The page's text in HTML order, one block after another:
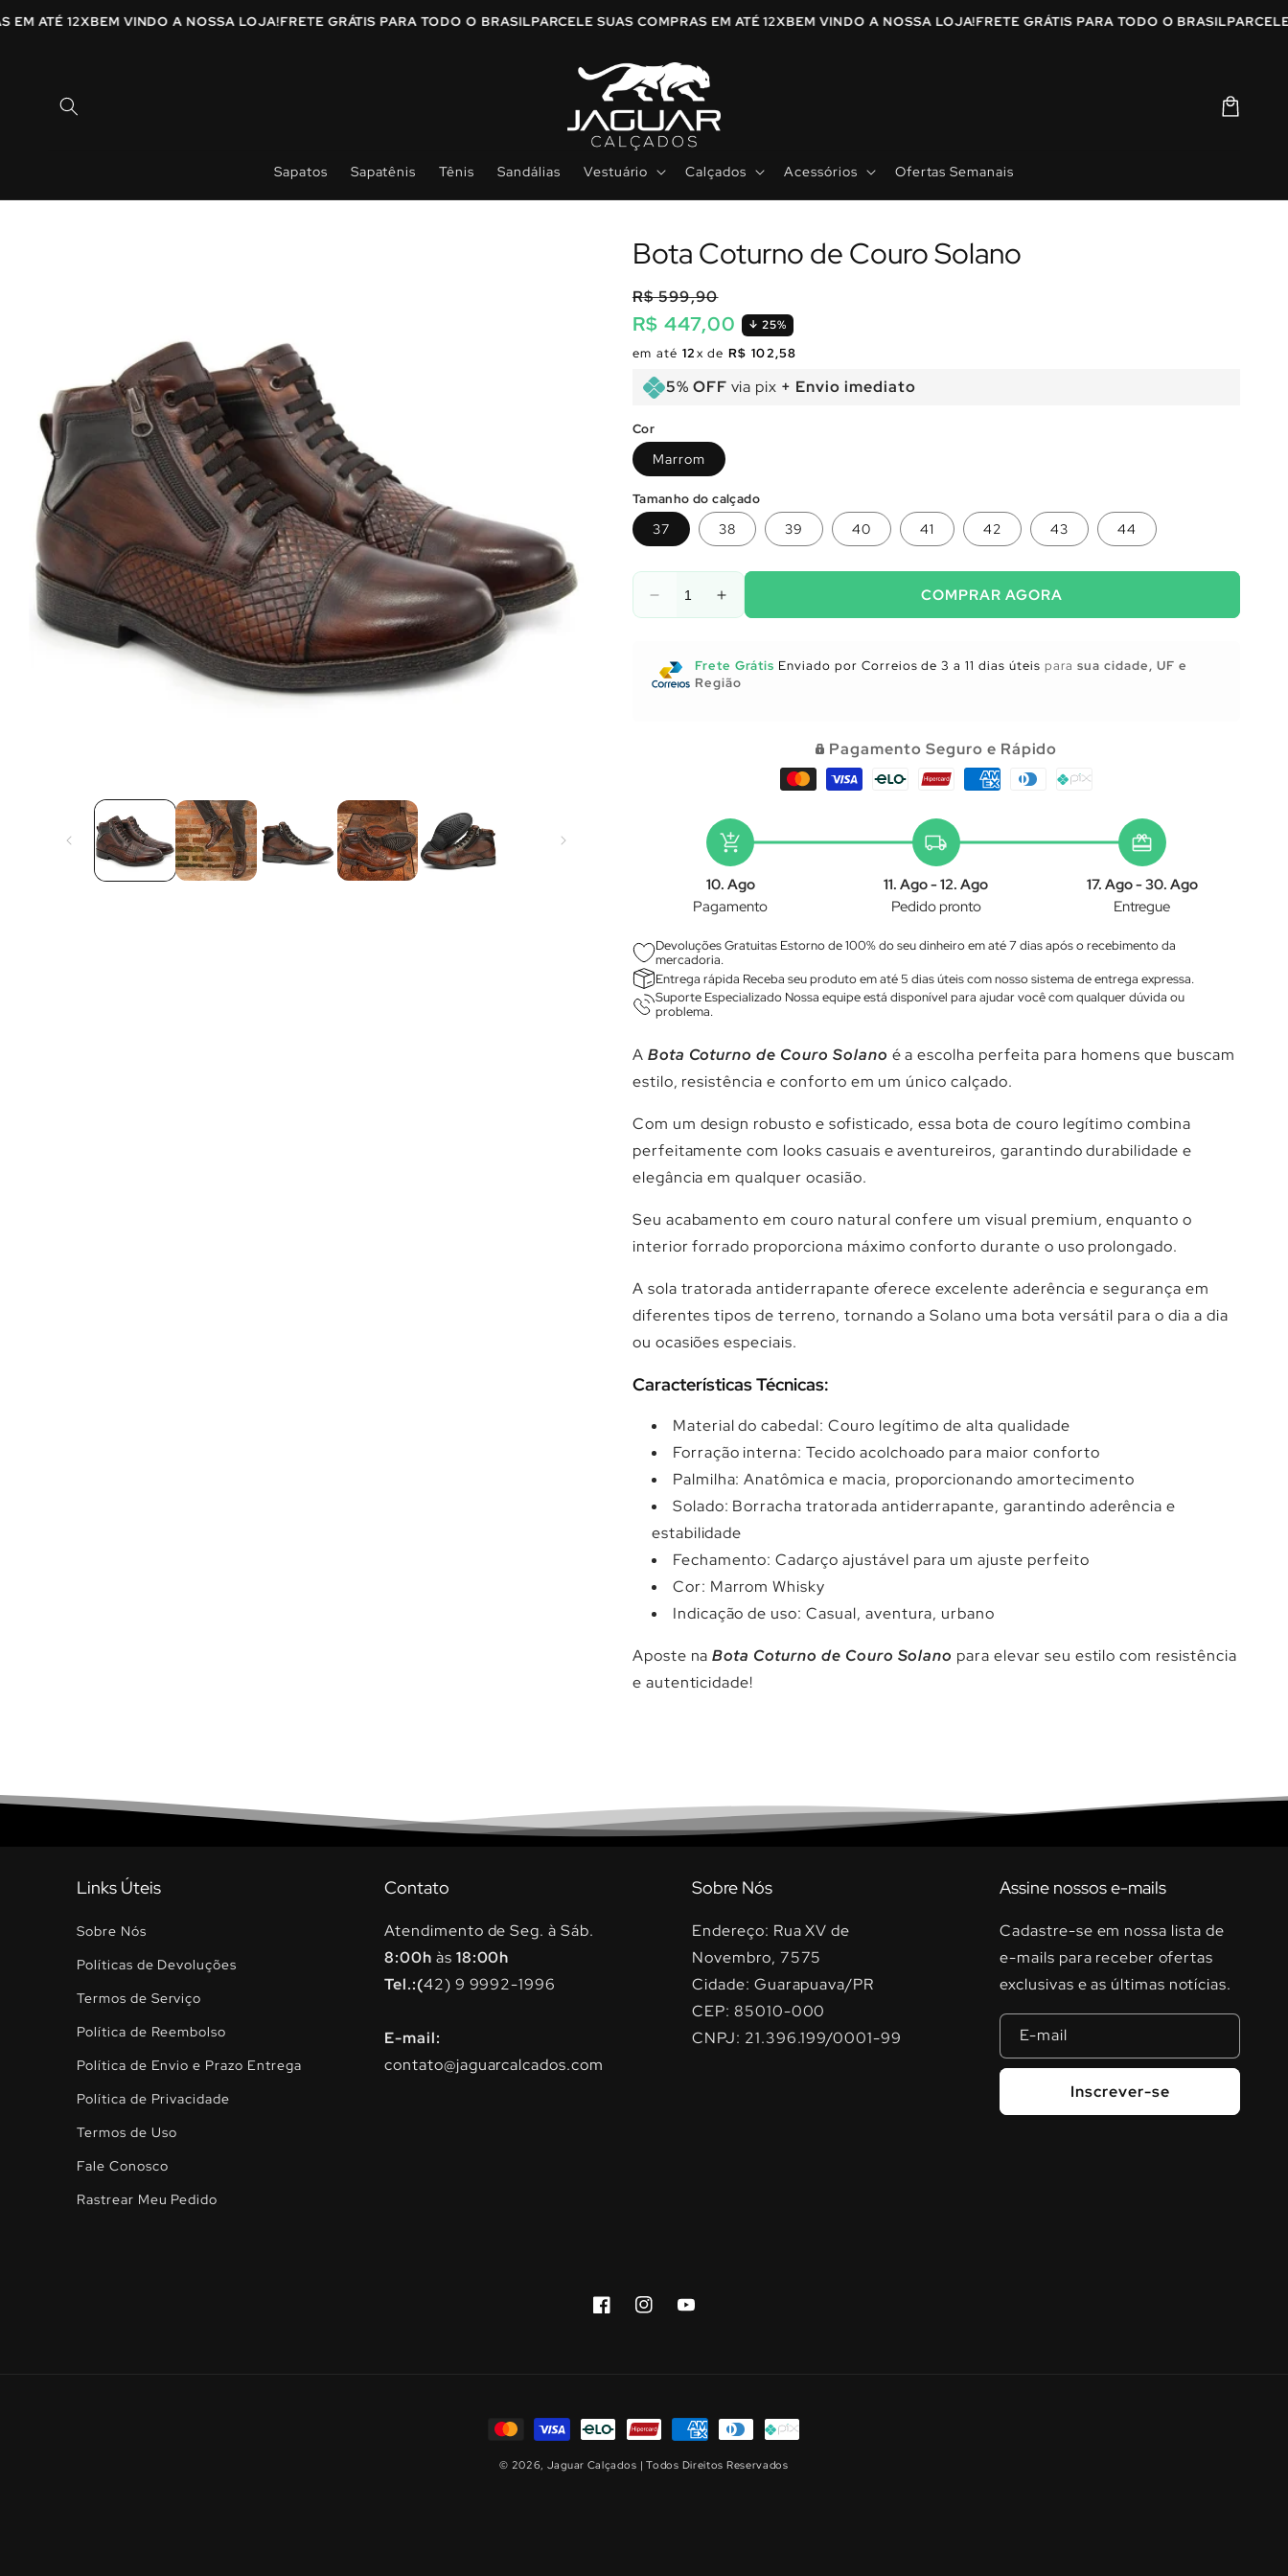
para o
EM ATÉ 12XBEM VINDO A NOSSA LOJA!FRETE GRÁTIS PARA TODO O BRASILPARCELE SUAS COMPRAS EM ATÉ 12XBEM VINDO A NOSSA LOJA!FRETE GRÁTIS PARA TODO O BRASIL
Sapatos Sapatênis Tênis Sandálias Vestuário Calçados Acessórios Ofertas Semanais
Carrinho
Bota Coturno de Couro Solano
Preço
normal
R$ 447,00 25%
Preço
promocional
R$ 599,90
em até 12x deR$ 102,58
5% OFF via pix + Envio imediato
Cor
Marrom
Tamanho do calçado
37 38 39 40 41 42 43 44
Diminuir
a
de
Utensílios
Aumentar
a
de
Utensílios
COMPRAR AGORA
Frete Grátis Enviado por Correios de 3 a 11 dias úteis parasua cidade, UF e
Região
Pagamento Seguro e Rápido
add_shopping_cart
10. Ago
Pagamento
local_shipping
11. Ago - 12. Ago
Pedido pronto
redeem
17. Ago - 30. Ago
Entregue
Devoluções Gratuitas Estorno de 100% do seu dinheiro em até 7 dias após o recebimento da
mercadoria.
Entrega rápida Receba seu produto em até 5 dias úteis com nosso sistema de entrega expressa.
Suporte Especializado Nossa equipe está disponível para ajudar você com qualquer dúvida ou
problema.
A Bota Coturno de Couro Solano é a escolha perfeita para homens que buscam
estilo, resistência e conforto em um único calçado.
Com um design robusto e sofisticado, essa bota de couro legítimo combina
perfeitamente com looks casuais e aventureiros, garantindo durabilidade e
elegância em qualquer ocasião.
Seu acabamento em couro natural confere um visual premium, enquanto o
interior forrado proporciona máximo conforto durante o uso prolongado.
A sola tratorada antiderrapante oferece excelente aderência e segurança em
diferentes tipos de terreno, tornando a Solano uma bota versátil para o dia a dia
ou ocasiões especiais.
Características Técnicas:
Material do cabedal: Couro legítimo de alta qualidade
Forração interna: Tecido acolchoado para maior conforto
Palmilha: Anatômica e macia, proporcionando amortecimento
Solado: Borracha tratorada antiderrapante, garantindo aderência e
estabilidade
Fechamento: Cadarço ajustável para um ajuste perfeito
Cor: Marrom Whisky
Indicação de uso: Casual, aventura, urbano
Aposte naBota Coturno de Couro Solano para elevar seu estilo com resistência
e autenticidade!
Links Úteis
Sobre Nós
Políticas de Devoluções
Termos de Serviço
Política de Reembolso
Política de Envio e Prazo Entrega
Política de Privacidade
Termos de Uso
Fale Conosco
Rastrear Meu Pedido
Contato
Atendimento de Seg. à Sáb.
8:00h às 18:00h
Tel.:(42) 9 9992-1996
E-mail:
contato@jaguarcalcados.com
Sobre Nós
Endereço: Rua XV de
Novembro, 7575
Cidade: Guarapuava/PR
CEP: 85010-000
CNPJ: 21.396.199/0001-99
Assine nossos e-mails
Cadastre-se em nossa lista de
e-mails para receber ofertas
exclusivas e as últimas notícias.
E-mail
Inscrever-se
FacebookInstagramYouTube
Formas
de
© 2026, Jaguar Calçados | Todos Direitos Reservados